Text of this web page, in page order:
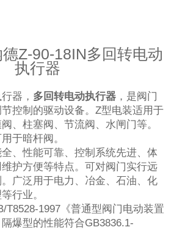
Z-90-18IN多回转电动
执行器
器 ， 多回转电动执行器 ，是阀门
控制的驱动设备。Z型电装适用于
、柱塞阀、节流阀、水闸门等。
于暗杆阀。
、性能可靠、控制系统先进、体
护方便等特点。可对阀门实行远
广泛用于电力、冶金、石油、化
行业。
T8528-1997《普通型阀门电动装置
爆型的性能符合GB3836.1-